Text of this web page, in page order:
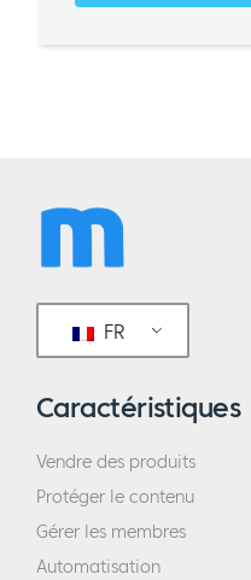
FR
Caractéristiques
Vendre des produits
Protéger le contenu
Gérer les membres
Automatisation